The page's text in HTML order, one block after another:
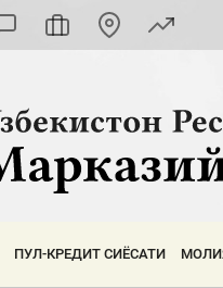
ПУЛ-КРЕДИТ СИЁСАТИ